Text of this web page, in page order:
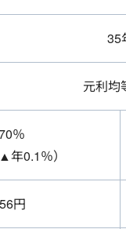
35
元利均
％
年0.1％）
円